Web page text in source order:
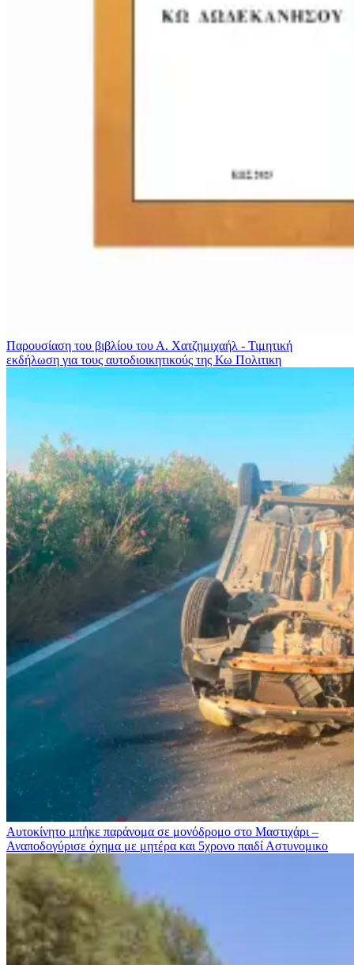
Παρουσίαση του βιβλίου του Α. Χατζημιχαήλ - Τιμητική
εκδήλωση για τους αυτοδιοικητικούς της Κω Πολιτικη
Αυτοκίνητο μπήκε παράνομα σε μονόδρομο στο Μαστιχάρι –
Αναποδογύρισε όχημα με μητέρα και 5χρονο παιδί Αστυνομικο